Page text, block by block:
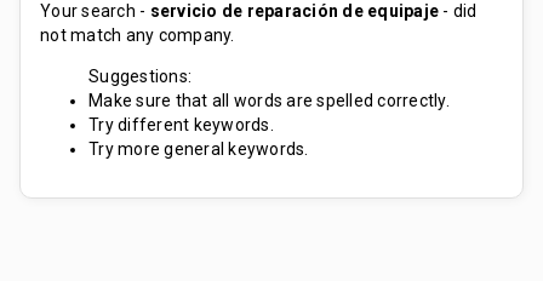
Your search - servicio de reparación de equipaje - did
not match any company.
Suggestions:
Make sure that all words are spelled correctly.
Try different keywords.
Try more general keywords.